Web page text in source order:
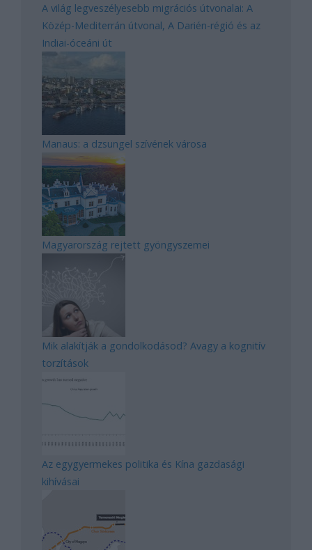
A világ legveszélyesebb migrációs útvonalai: A
Közép-Mediterrán útvonal, A Darién-régió és az
Indiai-óceáni út
Manaus: a dzsungel szívének városa
Magyarország rejtett gyöngyszemei
Mik alakítják a gondolkodásod? Avagy a kognitív
torzítások
Az egygyermekes politika és Kína gazdasági
kihívásai